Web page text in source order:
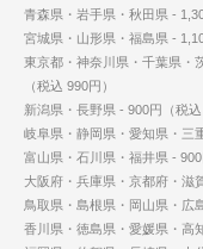
青森県・岩手県・秋田県 -
宮城県・山形県・福島県 -
東京都・神奈川県・千葉県・
（税込 990円）
新潟県・長野県 - 900円（税込
岐阜県・静岡県・愛知県・三
富山県・石川県・福井県 - 900
大阪府・兵庫県・京都府・滋
鳥取県・島根県・岡山県・広
香川県・徳島県・愛媛県・高